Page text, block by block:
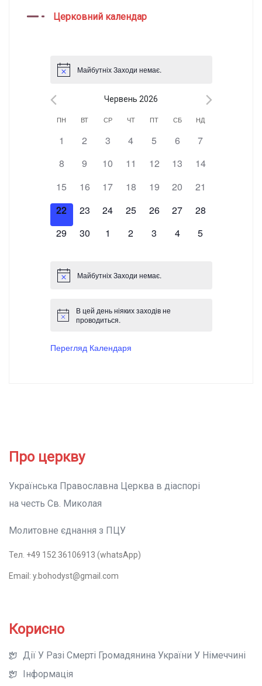
Церковний календар
Майбутніх Заходи немає.
Червень 2026
Календар
Заходи
ПН ВТ СР ЧТ ПТ СБ НД
0 Заходи,
1 0 Заходи,
2 0 Заходи,
3 0 Заходи,
4 0 Заходи,
5 0 Заходи,
6 0 Заходи,
7
0 Заходи,
8 0 Заходи,
9 0 Заходи,
10 0 Заходи,
11 0 Заходи,
12 0 Заходи,
13 0 Заходи,
14
0 Заходи,
15 0 Заходи,
16 0 Заходи,
17 0 Заходи,
18 0 Заходи,
19 0 Заходи,
20 0 Заходи,
21
0 Заходи,
22 0 Заходи,
23 0 Заходи,
24 0 Заходи,
25 0 Заходи,
26 0 Заходи,
27 0 Заходи,
28
0 Заходи,
29 0 Заходи,
30 0 Заходи,
1 0 Заходи,
2 0 Заходи,
3 0 Заходи,
4 0 Заходи,
5
Майбутніх Заходи немає.
В цей день ніяких заходів не
проводиться.
Перегляд Календаря
Про церкву
Українська Православна Церква в діаспорі
на честь Св. Миколая
Молитовне єднання з ПЦУ
Тел. +49 152 36106913 (whatsApp)
Email: y.bohodyst@gmail.com
Корисно
Дії У Разі Смерті Громадянина України У Німеччині
Інформація